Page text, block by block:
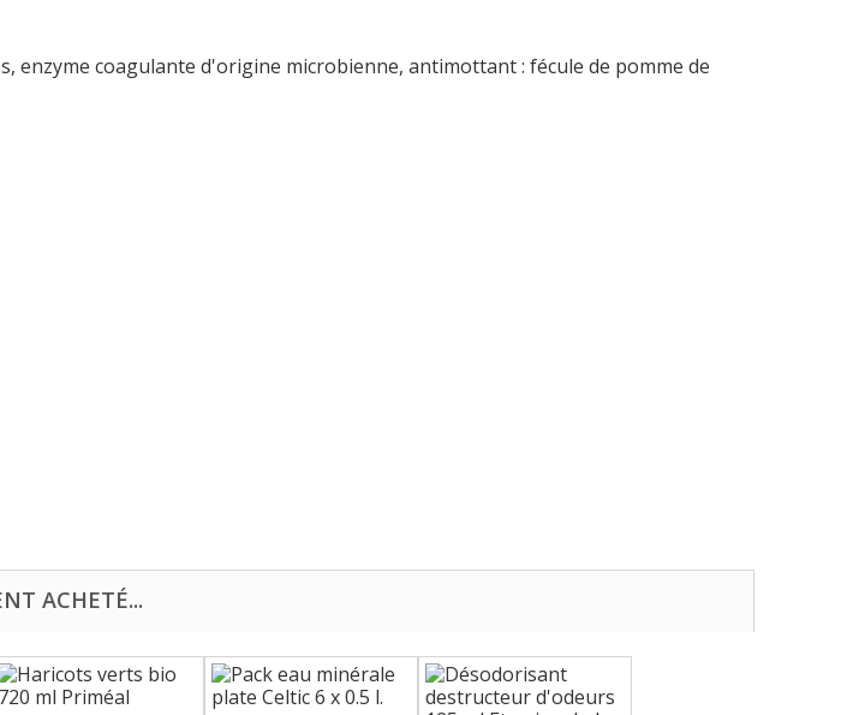
enzyme coagulante d'origine microbienne, antimottant : fécule de pomme de
ACHETÉ...